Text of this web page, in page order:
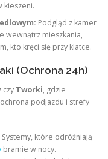
kieszeni.
Podgląd z kamer
wewnątrz mieszkania,
kto kręci się przy klatce.
(Ochrona 24h)
czy Tworki, gdzie
podjazdu i strefy
Systemy, które odróżniają
bramie w nocy.